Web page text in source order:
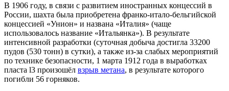
В 1906 году, в связи с развитием иностранных концессий в
России, шахта была приобретена франко-итало-бельгийской
концессией «Унион» и названа «Италия» (чаще
использовалось название «Итальянка»). В результате
интенсивной разработки (суточная добыча достигла 33200
пудов (530 тонн) в сутки), а также из-за слабых мероприятий
по технике безопасности, 1 марта 1912 года в выработках
пласта l3 произошёл взрыв метана, в результате которого
погибли 56 горняков.